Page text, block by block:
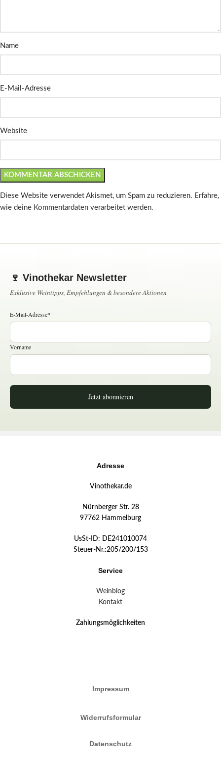
Name
E-Mail-Adresse
Website
Diese Website verwendet Akismet, um Spam zu reduzieren. Erfahre,
wie deine Kommentardaten verarbeitet werden.
🍷 Vinothekar Newsletter
Exklusive Weintipps, Empfehlungen & besondere Aktionen
E-Mail-Adresse*
Vorname
Jetzt abonnieren
Adresse
Vinothekar.de
Nürnberger Str. 28
97762 Hammelburg
UsSt-ID: DE241010074
Steuer-Nr.:205/200/153
Service
Weinblog
Kontakt
Zahlungsmöglichkeiten
Impressum
Widerrufsformular
Datenschutz